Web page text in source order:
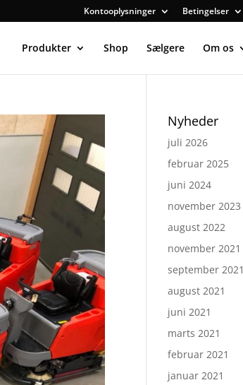
Kontooplysninger Betingelser
Produkter Shop Sælgere Om os
Nyheder
juli 2026
februar 2025
juni 2024
november 2023
august 2022
november 2021
september 2021
august 2021
juni 2021
marts 2021
februar 2021
januar 2021